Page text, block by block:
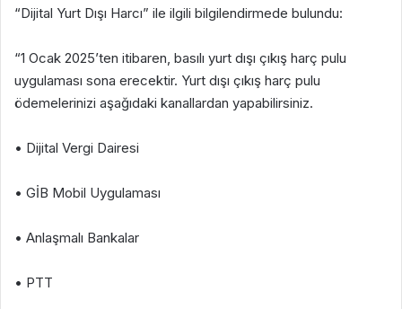
“Dijital Yurt Dışı Harcı” ile ilgili bilgilendirmede bulundu:
“1 Ocak 2025’ten itibaren, basılı yurt dışı çıkış harç pulu
uygulaması sona erecektir. Yurt dışı çıkış harç pulu
ödemelerinizi aşağıdaki kanallardan yapabilirsiniz.
• Dijital Vergi Dairesi
• GİB Mobil Uygulaması
• Anlaşmalı Bankalar
• PTT